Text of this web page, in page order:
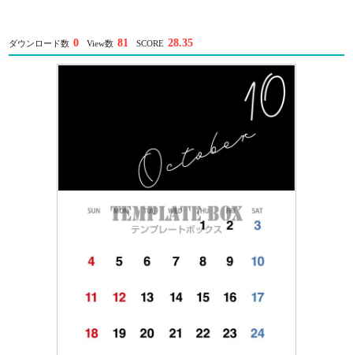
ダウンロード数 0 View数 81 SCORE 28.35